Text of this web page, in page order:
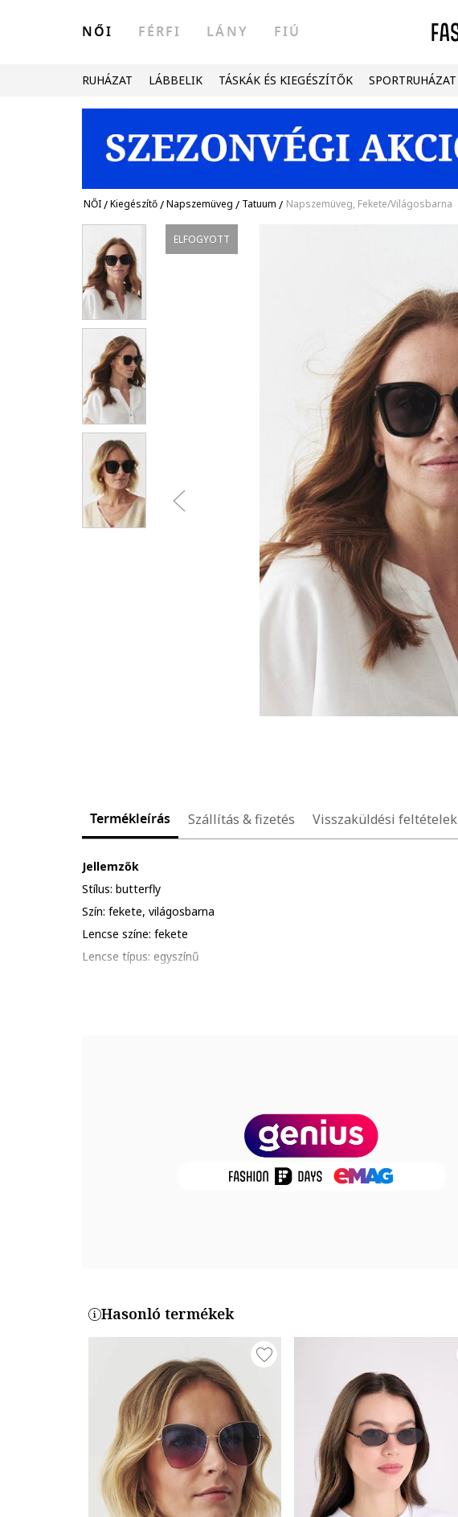
NŐI FÉRFI LÁNY FIÚ
RUHÁZAT LÁBBELIK TÁSKÁK ÉS KIEGÉSZÍTŐK SPORTRUHÁZAT
NŐI/Kiegészítő/Napszemüveg / Tatuum / Napszemüveg, Fekete/Világosbarna
ELFOGYOTT
Termékleírás Szállítás & fizetés Visszaküldési feltételek
Jellemzők
Stílus: butterfly
Szín: fekete, világosbarna
Lencse színe: fekete
Lencse típus: egyszínű
Hasonló termékek